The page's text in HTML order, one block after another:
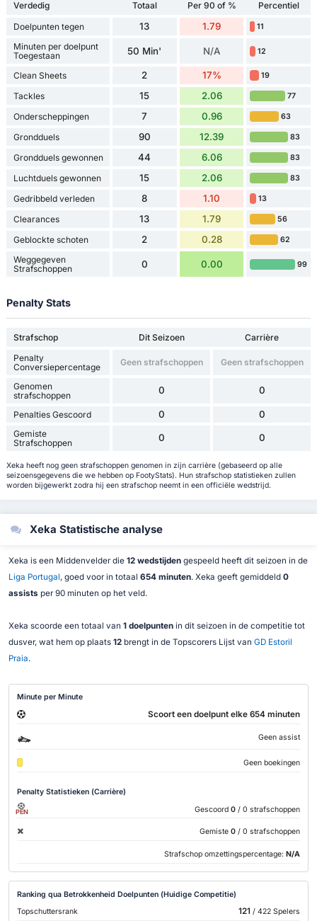
Verdedig Totaal Per 90 of %
Percentiel
Doelpunten tegen
13 1.79 11
Minuten per doelpunt
Toegestaan
50 Min' N/A 12
Clean Sheets 2 17% 19
Tackles 15 2.06 77
Onderscheppingen 7 0.96 63
Grondduels 90 12.39 83
Grondduels gewonnen 44 6.06 83
Luchtduels gewonnen 15 2.06 83
Gedribbeld verleden 8 1.10 13
Clearances 13 1.79 56
Geblockte schoten 2 0.28 62
Weggegeven
Strafschoppen
0 0.00 99
Penalty Stats
Strafschop Dit Seizoen
Carrière
Penalty
Conversiepercentage
Geen strafschoppen Geen strafschoppen
Genomen
strafschoppen
0 0
Penalties Gescoord 0 0
Gemiste
Strafschoppen
0 0
Xeka heeft nog geen strafschoppen genomen in zijn carrière (gebaseerd op alle
seizoensgegevens die we hebben op FootyStats). Hun strafschop statistieken zullen
worden bijgewerkt zodra hij een strafschop neemt in een officiële wedstrijd.
Xeka Statistische analyse
Xeka is een Middenvelder die 12 wedstijdengespeeld heeft dit seizoen in de
Liga Portugal, goed voor in totaal 654 minuten. Xeka geeft gemiddeld 0
assists per 90 minuten op het veld.
Xeka scoorde een totaal van 1 doelpuntenin dit seizoen in de competitie tot
dusver, wat hem op plaats 12brengt in de Topscorers Lijst van GD Estoril
Praia.
Minute per Minute
Scoort een doelpunt elke 654 minuten
Geen assist
Geen boekingen
Penalty Statistieken (Carrière)
PEN Gescoord 0 / 0 strafschoppen
Gemiste 0 / 0 strafschoppen
Strafschop omzettingspercentage: N/A
Ranking qua Betrokkenheid Doelpunten (Huidige Competitie)
Topschuttersrank
121 / 422 Spelers